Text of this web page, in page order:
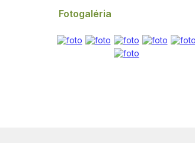
Fotogaléria